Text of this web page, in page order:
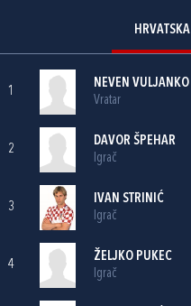
HRVATSKA
1
NEVEN VULJANKO
Vratar
2
DAVOR ŠPEHAR
Igrač
3
IVAN STRINIĆ
Igrač
4
ŽELJKO PUKEC
Igrač